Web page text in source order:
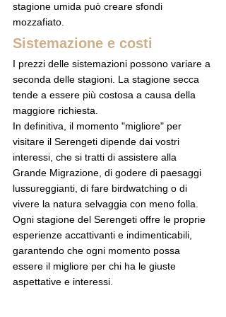
stagione umida può creare sfondi
mozzafiato.
Sistemazione e costi
I prezzi delle sistemazioni possono variare a
seconda delle stagioni. La stagione secca
tende a essere più costosa a causa della
maggiore richiesta.
In definitiva, il momento "migliore" per
visitare il Serengeti dipende dai vostri
interessi, che si tratti di assistere alla
Grande Migrazione, di godere di paesaggi
lussureggianti, di fare birdwatching o di
vivere la natura selvaggia con meno folla.
Ogni stagione del Serengeti offre le proprie
esperienze accattivanti e indimenticabili,
garantendo che ogni momento possa
essere il migliore per chi ha le giuste
aspettative e interessi.